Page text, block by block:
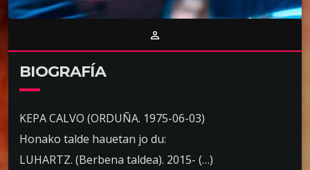
person_outline
BIOGRAFÍA
KEPA CALVO (ORDUÑA. 1975-06-03)
Honako talde hauetan jo du:
LUHARTZ. (Berbena taldea). 2015- (…)